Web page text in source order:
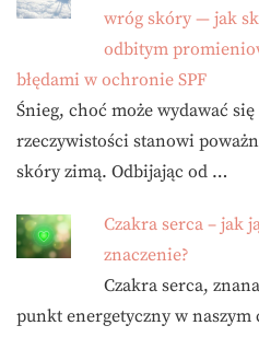
wróg skóry — jak
odbitym
błędami w ochronie SPF
Śnieg, choć może wydawać
rzeczywistości stanowi
skóry zimą. Odbijając od …
Czakra serca – jak
znaczenie?
Czakra serca,
punkt energetyczny w